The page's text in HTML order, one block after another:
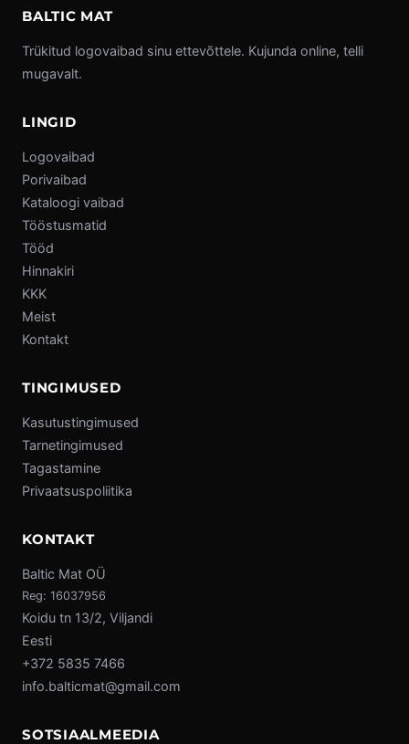
BALTIC MAT
Trükitud logovaibad sinu ettevõttele. Kujunda online, telli
mugavalt.
LINGID
Logovaibad
Porivaibad
Kataloogi vaibad
Tööstusmatid
Tööd
Hinnakiri
KKK
Meist
Kontakt
TINGIMUSED
Kasutustingimused
Tarnetingimused
Tagastamine
Privaatsuspoliitika
KONTAKT
Baltic Mat OÜ
Reg: 16037956
Koidu tn 13/2, Viljandi
Eesti
+372 5835 7466
info.balticmat@gmail.com
SOTSIAALMEEDIA